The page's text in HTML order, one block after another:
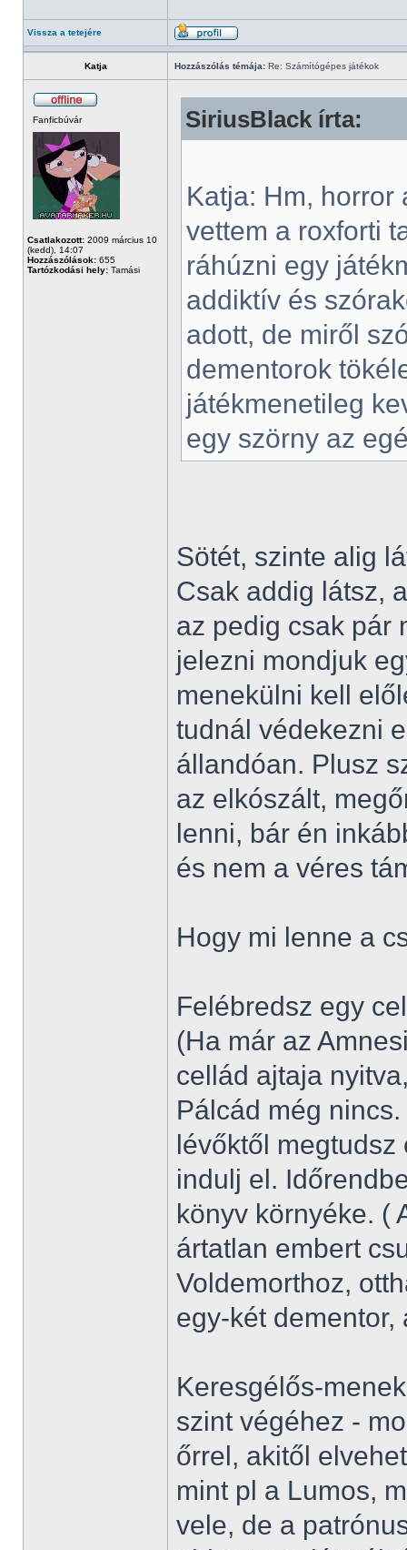
Vissza a tetejére
Katja Hozzászólás témája: Re: Számítógépes játékok
Fanficbúvár
Csatlakozott: 2009 március 10
(kedd), 14:07
Hozzászólások: 655
Tartózkodási hely: Tamási
SiriusBlack írta:
Katja: Hm, horror
vettem a roxforti
ráhúzni egy
addiktív és
adott, de miről
dementorok
játékmenetileg
egy szörny az
Sötét, szinte alig
Csak addig látsz,
az pedig csak pár
jelezni mondjuk
menekülni kell
tudnál védekezni
állandóan. Plusz
az elkószált,
lenni, bár én
és nem a véres
Hogy mi lenne a
Felébredsz egy
(Ha már az
cellád ajtaja
Pálcád még
lévőktől
indulj el.
könyv környéke. (
ártatlan embert
Voldemorthoz,
egy-két
Keresgélős-
szint végéhez -
őrrel, akitől
mint pl a Lumos,
vele, de a